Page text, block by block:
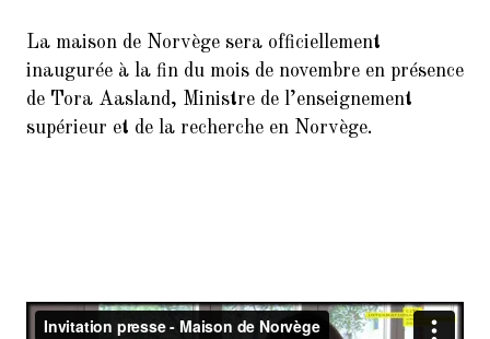
La maison de Norvège sera officiellement
inaugurée à la fin du mois de novembre en présence
de Tora Aasland, Ministre de l’enseignement
supérieur et de la recherche en Norvège.